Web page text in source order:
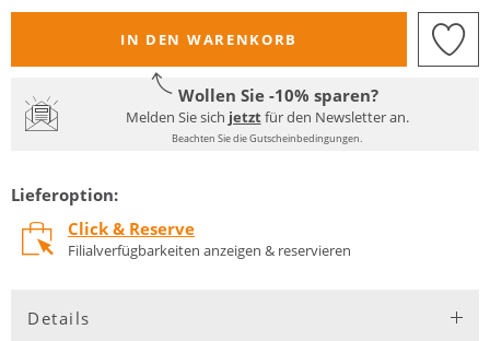
IN DEN WARENKORB
Wollen Sie -10% sparen?
Melden Sie sich jetztfür den Newsletter an.
Beachten Sie die Gutscheinbedingungen.
Lieferoption:
Click & Reserve
Filialverfügbarkeiten anzeigen & reservieren
Details